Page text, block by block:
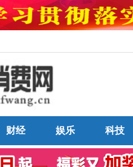
财经 娱乐 科技